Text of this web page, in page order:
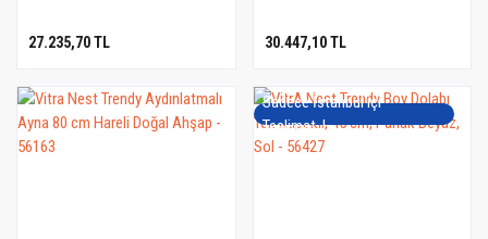
27.235,70 TL 30.447,10 TL
Sadece İstanbul içi
Teslimat..!